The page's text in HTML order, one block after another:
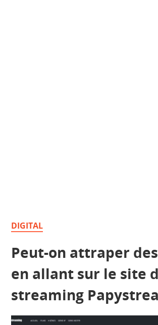
DIGITAL
Peut-on attraper
en allant sur le site
streaming